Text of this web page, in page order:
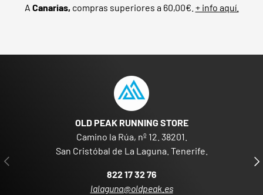
A Canarias, compras superiores a 60,00€. + info aquí.
ANTERIOR
OLD PEAK RUNNING STORE
Camino la Rúa, nº 12. 38201.
San Cristóbal de La Laguna. Tenerife.
822 17 32 76
lalaguna@oldpeak.es